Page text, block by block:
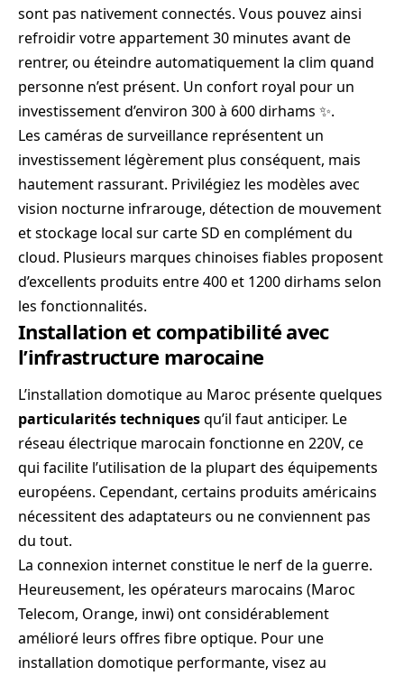
sont pas nativement connectés. Vous pouvez ainsi
refroidir votre appartement 30 minutes avant de
rentrer, ou éteindre automatiquement la clim quand
personne n’est présent. Un confort royal pour un
investissement d’environ 300 à 600 dirhams ✨.
Les caméras de surveillance représentent un
investissement légèrement plus conséquent, mais
hautement rassurant. Privilégiez les modèles avec
vision nocturne infrarouge, détection de mouvement
et stockage local sur carte SD en complément du
cloud. Plusieurs marques chinoises fiables proposent
d’excellents produits entre 400 et 1200 dirhams selon
les fonctionnalités.
Installation et compatibilité avec
l’infrastructure marocaine
L’installation domotique au Maroc présente quelques
particularités techniquesqu’il faut anticiper. Le
réseau électrique marocain fonctionne en 220V, ce
qui facilite l’utilisation de la plupart des équipements
européens. Cependant, certains produits américains
nécessitent des adaptateurs ou ne conviennent pas
du tout.
La connexion internet constitue le nerf de la guerre.
Heureusement, les opérateurs marocains (Maroc
Telecom, Orange, inwi) ont considérablement
amélioré leurs offres fibre optique. Pour une
installation domotique performante, visez au